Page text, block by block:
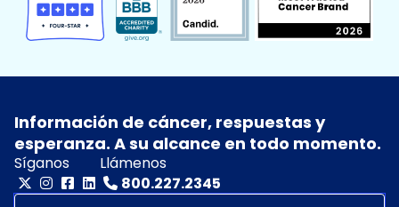
Información de cáncer, respuestas y
esperanza. A su alcance en todo momento.
Síganos
Llámenos
800.227.2345